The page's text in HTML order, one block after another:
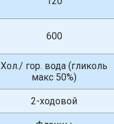
600
Хол./ гор. вода (гликоль
макс 50%)
2-ходовой